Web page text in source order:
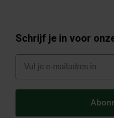
Schrijf je in voor
E-mail